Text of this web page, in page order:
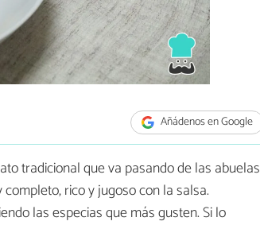
Añádenos en Google
tradicional que va pasando de las abuelas
rico y jugoso con la salsa.
las especias que más gusten. Si lo